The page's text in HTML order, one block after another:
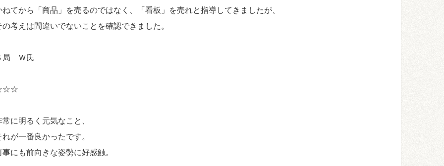
ねてから「商品」を売るのではなく、「看板」を売れと指導してきましたが、
の考えは間違いでないことを確認できました。
局 Ｗ氏
常に明るく元気なこと、
れが一番良かったです。
事にも前向きな姿勢に好感触。